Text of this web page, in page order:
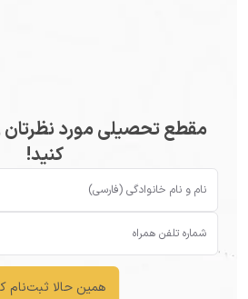
مقطع تحصیلی مورد نظرتان
کنید!
همین حالا ثبت‌نام